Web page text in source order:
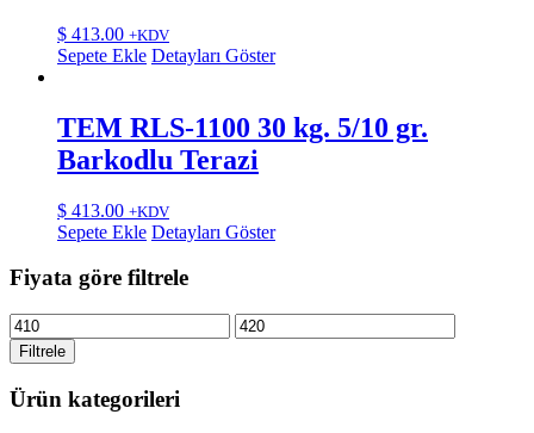
$ 413.00 +KDV
Sepete Ekle Detayları Göster
TEM RLS-1100 30 kg. 5/10 gr.
Barkodlu Terazi
$ 413.00 +KDV
Sepete Ekle Detayları Göster
Fiyata göre filtrele
En
düşük
fiyat
En
yüksek
Filtrele
Ürün kategorileri